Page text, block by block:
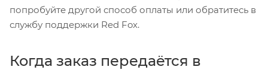
попробуйте другой способ оплаты или обратитесь в
службу поддержки Red Fox.
Когда заказ передаётся в